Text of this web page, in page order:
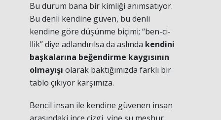
Bu durum bana bir kimliği anımsatıyor.
Bu denli kendine güven, bu denli
kendine göre düşünme biçimi; “ben-ci-
llik” diye adlandırılsa da aslında kendini
başkalarına beğendirme kaygısının
olmayışı olarak baktığımızda farklı bir
tablo çıkıyor karşımıza.
Bencil insan ile kendine güvenen insan